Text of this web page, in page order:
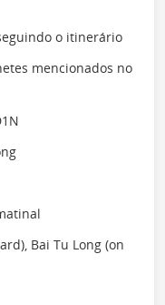
o itinerário
mencionados no
Bai Tu Long (on